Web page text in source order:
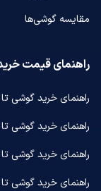
مقایسه گوشی‌ها
راهنمای قیمت
راهنمای خرید گوشی تا ۱۰ میلیون
راهنمای خرید گوشی تا ۲۰ میلیون
راهنمای خرید گوشی تا ۳۰ میلیون
راهنمای خرید گوشی تا ۵۰ میلیون